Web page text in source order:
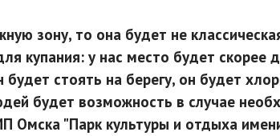
зону, то она будет не
купания: у нас место будет скорее
будет стоять на берегу, он будет
будет возможность в случае
Омска "Парк культуры и отдыха